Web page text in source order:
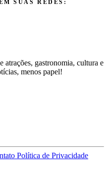
SUAS REDES:
atrações, gastronomia, cultura e
menos papel!
Política de Privacidade